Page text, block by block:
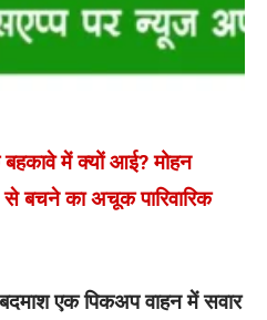
में क्यों आई? मोहन
से बचने का अचूक पारिवारिक
एक पिकअप वाहन में सवार